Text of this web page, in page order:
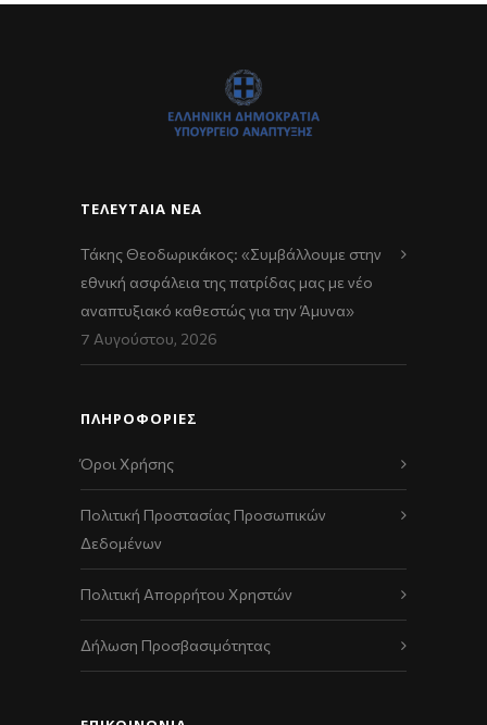
ΤΕΛΕΥΤΑΊΑ ΝΈΑ
Τάκης Θεοδωρικάκος: «Συμβάλλουμε στην
εθνική ασφάλεια της πατρίδας μας με νέο
αναπτυξιακό καθεστώς για την Άμυνα»
7 Αυγούστου, 2026
ΠΛΗΡΟΦΟΡΙΕΣ
Όροι Χρήσης
Πολιτική Προστασίας Προσωπικών
Δεδομένων
Πολιτική Απορρήτου Χρηστών
Δήλωση Προσβασιμότητας